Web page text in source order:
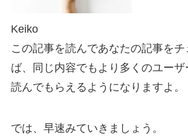
Keiko
この記事を読んであなたの記事を
ば、同じ内容でもより多くのユー
読んでもらえるようになりますよ。
では、早速みていきましょう。